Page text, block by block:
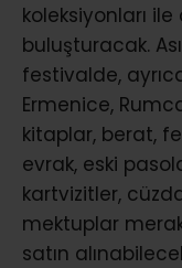
koleksiyonları ile
buluşturacak.
festivalde,
Ermenice,
kitaplar, berat,
evrak, eski
kartvizitler,
mektuplar
satın